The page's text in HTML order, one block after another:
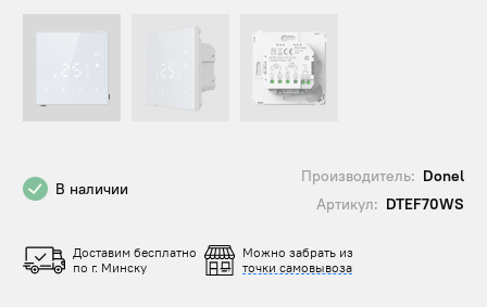
В наличии
Производитель: Donel
Артикул: DTEF70WS
Доставим бесплатно
по г. Минску
Можно забрать из
точки самовывоза